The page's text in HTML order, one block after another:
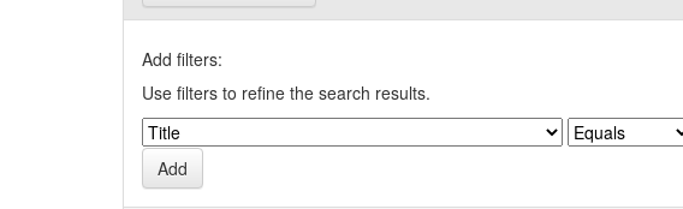
Add filters:
Use filters to refine the search results.